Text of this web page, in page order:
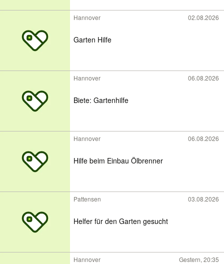
Hannover 02.08.2026
Garten Hilfe
Hannover 06.08.2026
Biete: Gartenhilfe
Hannover 06.08.2026
Hilfe beim Einbau Ölbrenner
Pattensen 03.08.2026
Helfer für den Garten gesucht
Hannover Gestern, 20:35